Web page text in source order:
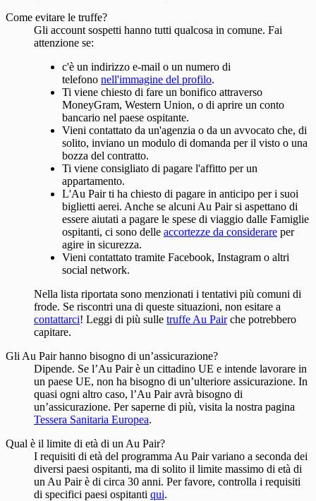
Come evitare le truffe?
Gli account sospetti hanno tutti qualcosa in comune. Fai
attenzione se:
c'è un indirizzo e-mail o un numero di
telefono nell'immagine del profilo.
Ti viene chiesto di fare un bonifico attraverso
MoneyGram, Western Union, o di aprire un conto
bancario nel paese ospitante.
Vieni contattato da un'agenzia o da un avvocato che, di
solito, inviano un modulo di domanda per il visto o una
bozza del contratto.
Ti viene consigliato di pagare l'affitto per un
appartamento.
L'Au Pair ti ha chiesto di pagare in anticipo per i suoi
biglietti aerei. Anche se alcuni Au Pair si aspettano di
essere aiutati a pagare le spese di viaggio dalle Famiglie
ospitanti, ci sono delle accortezze da considerare per
agire in sicurezza.
Vieni contattato tramite Facebook, Instagram o altri
social network.
Nella lista riportata sono menzionati i tentativi più comuni di
frode. Se riscontri una di queste situazioni, non esitare a
contattarci! Leggi di più sulle truffe Au Pairche potrebbero
capitare.
Gli Au Pair hanno bisogno di un’assicurazione?
Dipende. Se l’Au Pair è un cittadino UE e intende lavorare in
un paese UE, non ha bisogno di un’ulteriore assicurazione. In
quasi ogni altro caso, l’Au Pair avrà bisogno di
un’assicurazione. Per saperne di più, visita la nostra pagina
Tessera Sanitaria Europea.
Qual è il limite di età di un Au Pair?
I requisiti di età del programma Au Pair variano a seconda dei
diversi paesi ospitanti, ma di solito il limite massimo di età di
un Au Pair è di circa 30 anni. Per favore, controlla i requisiti
di specifici paesi ospitanti qui.